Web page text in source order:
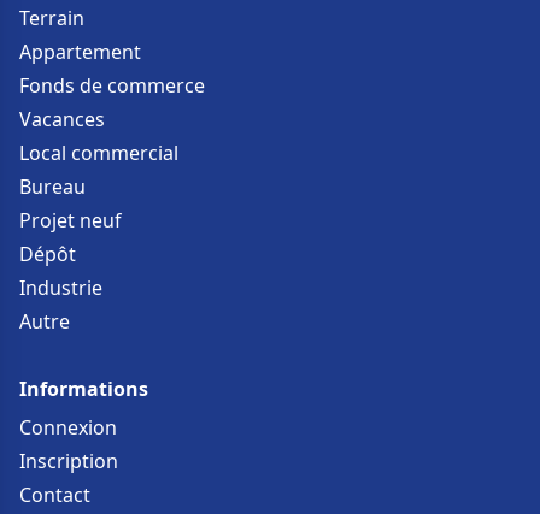
Terrain
Appartement
Fonds de commerce
Vacances
Local commercial
Bureau
Projet neuf
Dépôt
Industrie
Autre
Informations
Connexion
Inscription
Contact